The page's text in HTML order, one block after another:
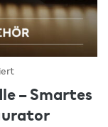
– Smartes